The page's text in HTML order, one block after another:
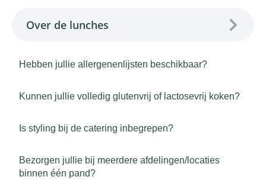
Over de lunches
Hebben jullie allergenenlijsten beschikbaar?
Kunnen jullie volledig glutenvrij of lactosevrij koken?
Is styling bij de catering inbegrepen?
Bezorgen jullie bij meerdere afdelingen/locaties
binnen één pand?